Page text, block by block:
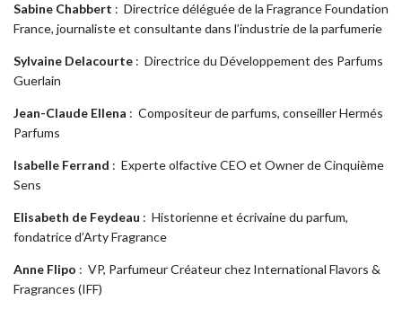
Sabine Chabbert : Directrice déléguée de la Fragrance Foundation
France, journaliste et consultante dans l’industrie de la parfumerie
Sylvaine Delacourte : Directrice du Développement des Parfums
Guerlain
Jean-Claude Ellena : Compositeur de parfums, conseiller Hermés
Parfums
Isabelle Ferrand : Experte olfactive CEO et Owner de Cinquième
Sens
Elisabeth de Feydeau : Historienne et écrivaine du parfum,
fondatrice d’Arty Fragrance
Anne Flipo : VP, Parfumeur Créateur chez International Flavors &
Fragrances (IFF)